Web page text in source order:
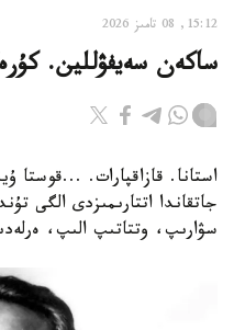
15:12, 08 تامىز 2026
ساكەن سەيفۋللين.
استانا. قازاقپارات. ...قوستا
جاتقاندا اتتارىمىزدى الگى
سۋارىپ، وتتاتىپ الىپ،